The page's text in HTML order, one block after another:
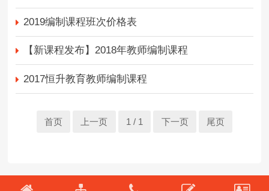
2019编制课程班次价格表
【新课程发布】2018年教师编制课程
2017恒升教育教师编制课程
首页 上一页 1 / 1 下一页 尾页